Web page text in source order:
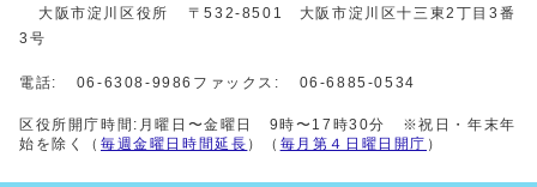
大阪市淀川区役所
〒532-8501 大阪市淀川区十三東2丁目3番
3号
電話: 06-6308-9986 ファックス: 06-6885-0534
区役所開庁時間:月曜日〜金曜日 9時〜17時30分 ※祝日・年末年
始を除く（ 毎週金曜日時間延長 ）（ 毎月第４日曜日開庁 ）